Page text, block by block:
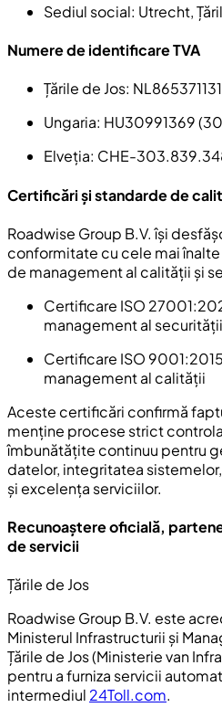
Sediul social: Utrecht,
Numere de identificare TVA
Țările de Jos:
Ungaria: HU30991369
Elveția: CHE-
Certificări și standarde de
Roadwise Group B.V. își
conformitate cu cele mai
de management al calității și
Certificare ISO
management al
Certificare ISO 9001:2015
management al calității
Aceste certificări confirmă
menține procese strict
îmbunătățite continuu pentru
datelor, integritatea
și excelența serviciilor.
Recunoaștere oficială,
de servicii
Țările de Jos
Roadwise Group B.V. este
Ministerul Infrastructurii și
Țările de Jos (Ministerie van
pentru a furniza servicii
intermediul 24Toll.com.